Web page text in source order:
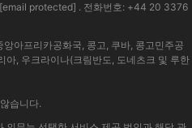
[email protected] . 전화번호: +44 20 3376
아프리카공화국, 콩고, 쿠바, 콩고민주공
아, 우크라이나(크림반도, 도네츠크 및 루한
습니다.